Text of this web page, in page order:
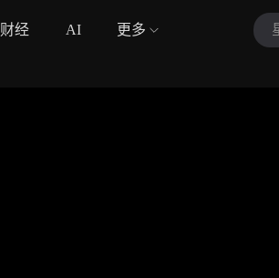
财经 AI 更多